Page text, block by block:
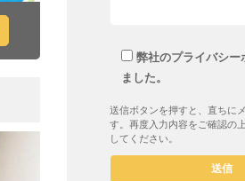
弊社のプライバシー
ました。
送信ボタンを押すと、直ちに
す。再度入力内容をご確認の
してください。